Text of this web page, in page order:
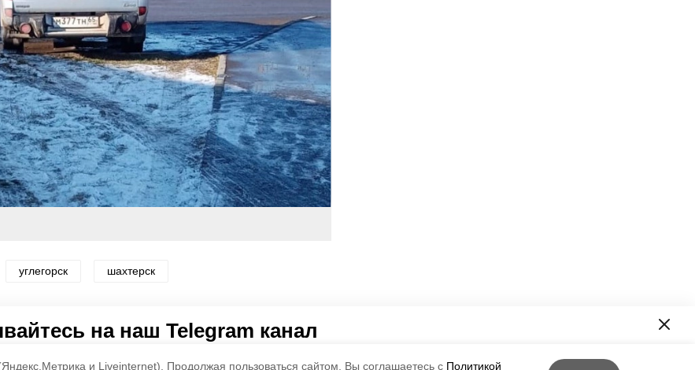
и Liveinternet). Продолжая пользоваться сайтом, Вы соглашаетесь с Политикой
на наш Telegram канал
углегорск шахтерск
по оценке